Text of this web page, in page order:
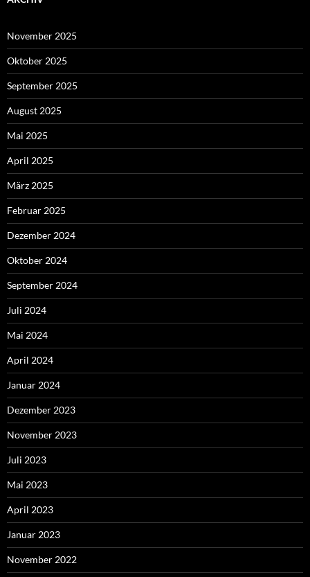
November 2025
Oktober 2025
September 2025
August 2025
Mai 2025
April 2025
März 2025
Februar 2025
Dezember 2024
Oktober 2024
September 2024
Juli 2024
Mai 2024
April 2024
Januar 2024
Dezember 2023
November 2023
Juli 2023
Mai 2023
April 2023
Januar 2023
November 2022